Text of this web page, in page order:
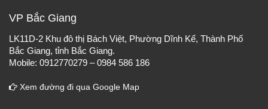
VP Bắc Giang
LK11D-2 Khu đô thị Bách Việt, Phường Dĩnh Kế, Thành Phố
Bắc Giang, tỉnh Bắc Giang.
Mobile: 0912770279 – 0984 586 186
Xem đường đi qua Google Map